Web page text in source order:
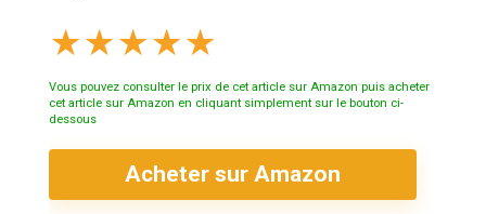
★★★★★
Vous pouvez consulter le prix de cet article sur Amazon puis acheter
cet article sur Amazon en cliquant simplement sur le bouton ci-
dessous
Acheter sur Amazon